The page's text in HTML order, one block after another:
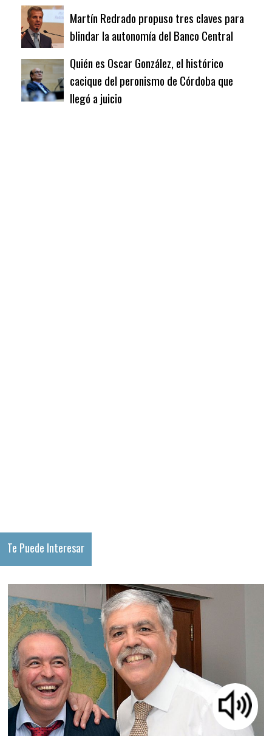
Martín Redrado propuso tres claves para
blindar la autonomía del Banco Central
Quién es Oscar González, el histórico
cacique del peronismo de Córdoba que
llegó a juicio
Te Puede Interesar